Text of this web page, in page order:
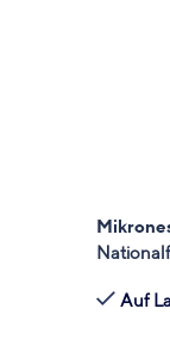
Auf